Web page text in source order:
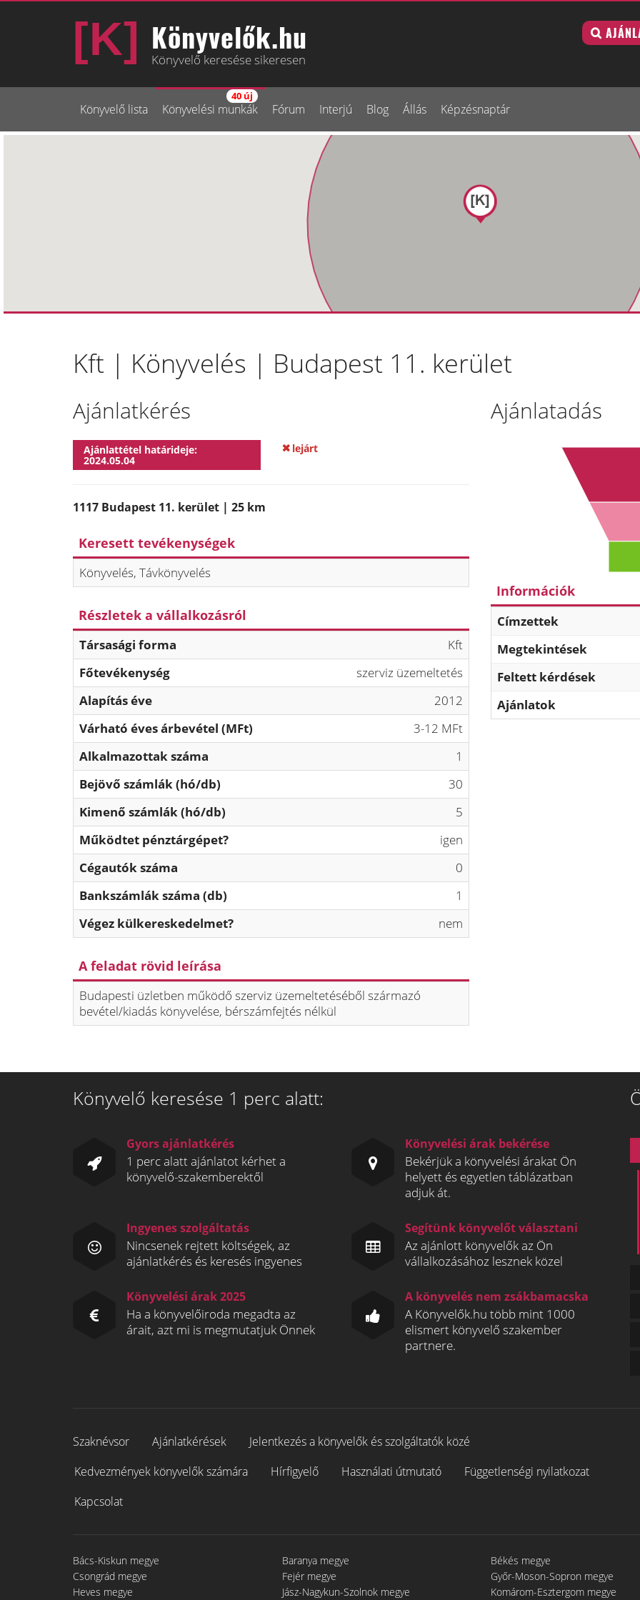
Könyvelők.hu
Könyvelő keresése sikeresen
Könyvelő lista Könyvelési munkák
40 új
Fórum Interjú Blog Állás Képzésnaptár
Kft | Könyvelés | Budapest 11. kerület
Ajánlatkérés
Ajánlattétel határideje:
2024.05.04
lejárt
1117 Budapest 11. kerület | 25 km
Keresett tevékenységek
Könyvelés, Távkönyvelés
Részletek a vállalkozásról
Társasági forma
Kft
Főtevékenység
szerviz üzemeltetés
Alapítás éve
2012
Várható éves árbevétel (MFt)
3-12 MFt
Alkalmazottak száma
1
Bejövő számlák (hó/db)
30
Kimenő számlák (hó/db)
5
Működtet pénztárgépet?
igen
Cégautók száma
0
Bankszámlák száma (db)
1
Végez külkereskedelmet?
nem
A feladat rövid leírása
Budapesti üzletben működő szerviz üzemeltetéséből származó
bevétel/kiadás könyvelése, bérszámfejtés nélkül
Ajánlatadás
Információk
Címzettek
Megtekintések
Feltett kérdések
Ajánlatok
Könyvelő keresése 1 perc alatt:
Gyors ajánlatkérés
1 perc alatt ajánlatot kérhet a
könyvelő-szakemberektől
Könyvelési árak bekérése
Bekérjük a könyvelési árakat Ön
helyett és egyetlen táblázatban
adjuk át.
Ingyenes szolgáltatás
Nincsenek rejtett költségek, az
ajánlatkérés és keresés ingyenes
Segítünk könyvelőt választani
Az ajánlott könyvelők az Ön
vállalkozásához lesznek közel
Könyvelési árak 2025
Ha a könyvelőiroda megadta az
árait, azt mi is megmutatjuk Önnek
A könyvelés nem zsákbamacska
A Könyvelők.hu több mint 1000
elismert könyvelő szakember
partnere.
Szaknévsor Ajánlatkérések
Jelentkezés a könyvelők és szolgáltatók közé
Kedvezmények könyvelők számára
Hírfigyelő Használati útmutató
Függetlenségi nyilatkozat
Kapcsolat
Bács-Kiskun megye Baranya megye Békés megye
Csongrád megye
Fejér megye Győr-Moson-Sopron megye
Heves megye
Jász-Nagykun-Szolnok megye Komárom-Esztergom megye